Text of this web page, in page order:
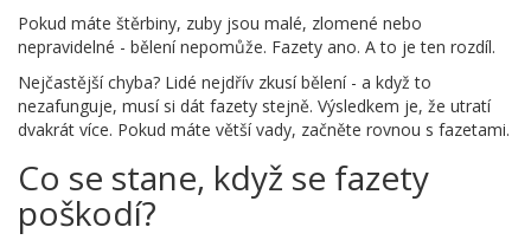
Pokud máte štěrbiny, zuby jsou malé, zlomené nebo
nepravidelné - bělení nepomůže. Fazety ano. A to je ten rozdíl.
Nejčastější chyba? Lidé nejdřív zkusí bělení - a když to
nezafunguje, musí si dát fazety stejně. Výsledkem je, že utratí
dvakrát více. Pokud máte větší vady, začněte rovnou s fazetami.
Co se stane, když se fazety
poškodí?